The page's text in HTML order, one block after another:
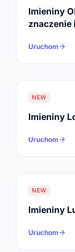
Imieniny
znaczenie
Uruchom
NEW
Imieniny
Uruchom
NEW
Imieniny
Uruchom